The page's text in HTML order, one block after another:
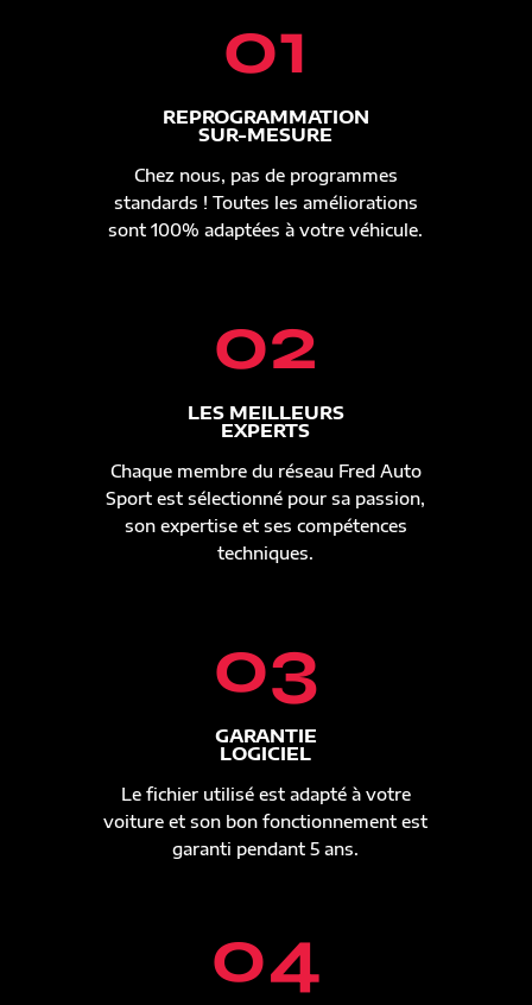
01
REPROGRAMMATION
SUR-MESURE
Chez nous, pas de programmes
standards ! Toutes les améliorations
sont 100% adaptées à votre véhicule.
02
LES MEILLEURS
EXPERTS
Chaque membre du réseau Fred Auto
Sport est sélectionné pour sa passion,
son expertise et ses compétences
techniques.
03
GARANTIE
LOGICIEL
Le fichier utilisé est adapté à votre
voiture et son bon fonctionnement est
garanti pendant 5 ans.
04